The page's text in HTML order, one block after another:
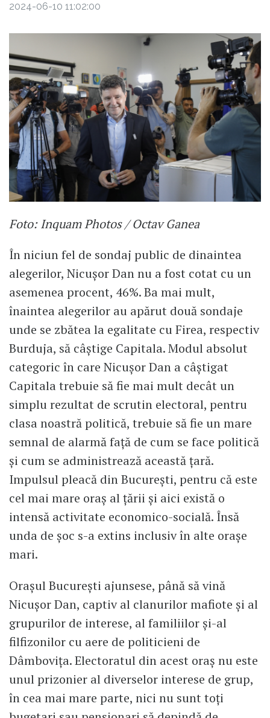
2024-06-10 11:02:00
Foto: Inquam Photos / Octav Ganea
În niciun fel de sondaj public de dinaintea
alegerilor, Nicușor Dan nu a fost cotat cu un
asemenea procent, 46%. Ba mai mult,
înaintea alegerilor au apărut două sondaje
unde se zbătea la egalitate cu Firea, respectiv
Burduja, să câștige Capitala. Modul absolut
categoric în care Nicușor Dan a câștigat
Capitala trebuie să fie mai mult decât un
simplu rezultat de scrutin electoral, pentru
clasa noastră politică, trebuie să fie un mare
semnal de alarmă față de cum se face politică
și cum se administrează această țară.
Impulsul pleacă din București, pentru că este
cel mai mare oraș al țării și aici există o
intensă activitate economico-socială. Însă
unda de șoc s-a extins inclusiv în alte orașe
mari.
Orașul București ajunsese, până să vină
Nicușor Dan, captiv al clanurilor mafiote și al
grupurilor de interese, al familiilor și-al
filfizonilor cu aere de politicieni de
Dâmbovița. Electoratul din acest oraș nu este
unul prizonier al diverselor interese de grup,
în cea mai mare parte, nici nu sunt toți